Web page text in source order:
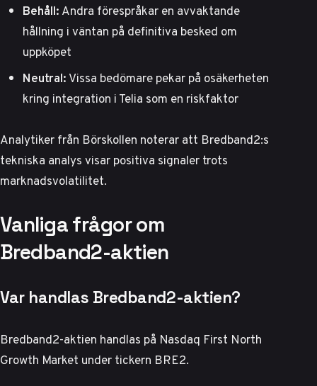
Behåll:Andra förespråkar en avvaktande
hållning i väntan på definitiva besked om
uppköpet
Neutral:Vissa bedömarepekar på osäkerheten
kring integration i Telia som en riskfaktor
Analytiker från Börskollen noterar att Bredband2:s
tekniska analys visar positiva signaler trots
marknadsvolatilitet.
Vanliga frågor om
Bredband2-aktien
Var handlas Bredband2-aktien?
Bredband2-aktien handlas på Nasdaq First North
Growth Market under tickern BRE2.